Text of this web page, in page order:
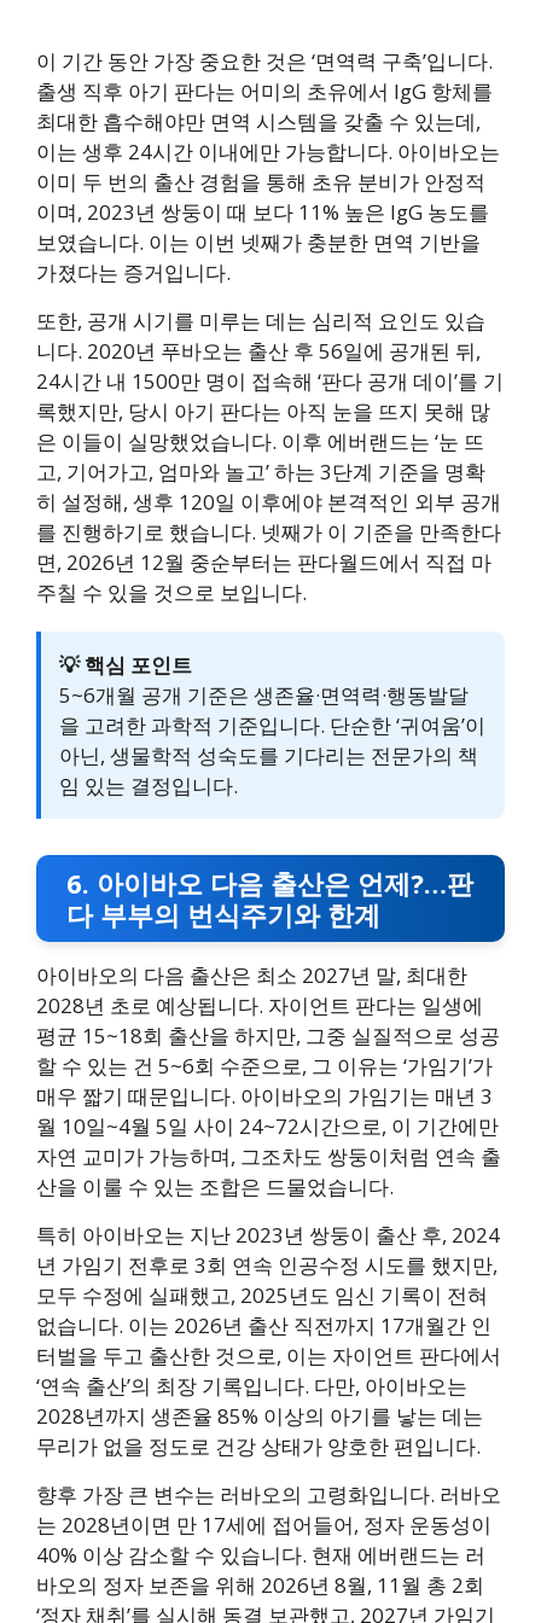
이 기간 동안 가장 중요한 것은 ‘면역력 구축’입니다.
출생 직후 아기 판다는 어미의 초유에서 IgG 항체를
최대한 흡수해야만 면역 시스템을 갖출 수 있는데,
이는 생후 24시간 이내에만 가능합니다. 아이바오는
이미 두 번의 출산 경험을 통해 초유 분비가 안정적
이며, 2023년 쌍둥이 때 보다 11% 높은 IgG 농도를
보였습니다. 이는 이번 넷째가 충분한 면역 기반을
가졌다는 증거입니다.
또한, 공개 시기를 미루는 데는 심리적 요인도 있습
니다. 2020년 푸바오는 출산 후 56일에 공개된 뒤,
24시간 내 1500만 명이 접속해 ‘판다 공개 데이’를 기
록했지만, 당시 아기 판다는 아직 눈을 뜨지 못해 많
은 이들이 실망했었습니다. 이후 에버랜드는 ‘눈 뜨
고, 기어가고, 엄마와 놀고’ 하는 3단계 기준을 명확
히 설정해, 생후 120일 이후에야 본격적인 외부 공개
를 진행하기로 했습니다. 넷째가 이 기준을 만족한다
면, 2026년 12월 중순부터는 판다월드에서 직접 마
주칠 수 있을 것으로 보입니다.
💡 핵심 포인트
5~6개월 공개 기준은 생존율·면역력·행동발달
을 고려한 과학적 기준입니다. 단순한 ‘귀여움’이
아닌, 생물학적 성숙도를 기다리는 전문가의 책
임 있는 결정입니다.
6. 아이바오 다음 출산은 언제?…판
다 부부의 번식주기와 한계
아이바오의 다음 출산은 최소 2027년 말, 최대한
2028년 초로 예상됩니다. 자이언트 판다는 일생에
평균 15~18회 출산을 하지만, 그중 실질적으로 성공
할 수 있는 건 5~6회 수준으로, 그 이유는 ‘가임기’가
매우 짧기 때문입니다. 아이바오의 가임기는 매년 3
월 10일~4월 5일 사이 24~72시간으로, 이 기간에만
자연 교미가 가능하며, 그조차도 쌍둥이처럼 연속 출
산을 이룰 수 있는 조합은 드물었습니다.
특히 아이바오는 지난 2023년 쌍둥이 출산 후, 2024
년 가임기 전후로 3회 연속 인공수정 시도를 했지만,
모두 수정에 실패했고, 2025년도 임신 기록이 전혀
없습니다. 이는 2026년 출산 직전까지 17개월간 인
터벌을 두고 출산한 것으로, 이는 자이언트 판다에서
‘연속 출산’의 최장 기록입니다. 다만, 아이바오는
2028년까지 생존율 85% 이상의 아기를 낳는 데는
무리가 없을 정도로 건강 상태가 양호한 편입니다.
향후 가장 큰 변수는 러바오의 고령화입니다. 러바오
는 2028년이면 만 17세에 접어들어, 정자 운동성이
40% 이상 감소할 수 있습니다. 현재 에버랜드는 러
바오의 정자 보존을 위해 2026년 8월, 11월 총 2회
‘정자 채취’를 실시해 동결 보관했고, 2027년 가임기